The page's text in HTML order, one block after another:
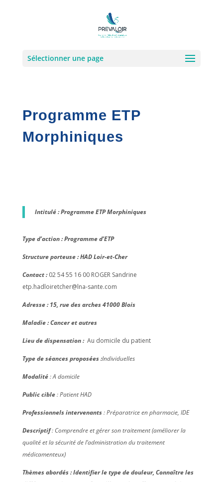
Sélectionner une page
Programme ETP
Morphiniques
Intitulé : Programme ETP Morphiniques
Type d’action : Programme d’ETP
Structure porteuse : HAD Loir-et-Cher
Contact :02 54 55 16 00 ROGER Sandrine
etp.hadloiretcher@lna-sante.com
Adresse : 15, rue des arches 41000 Blois
Maladie : Cancer et autres
Lieu de dispensation : Au domicile du patient
Type de séances proposées :Individuelles
Modalité: A domicile
Public cible: Patient HAD
Professionnels intervenants: Préparatrice en pharmacie, IDE
Descriptif: Comprendre et gérer son traitement (améliorer la
qualité et la sécurité de l’administration du traitement
médicamenteux)
Thèmes abordés : Identifier le type de douleur, Connaître les